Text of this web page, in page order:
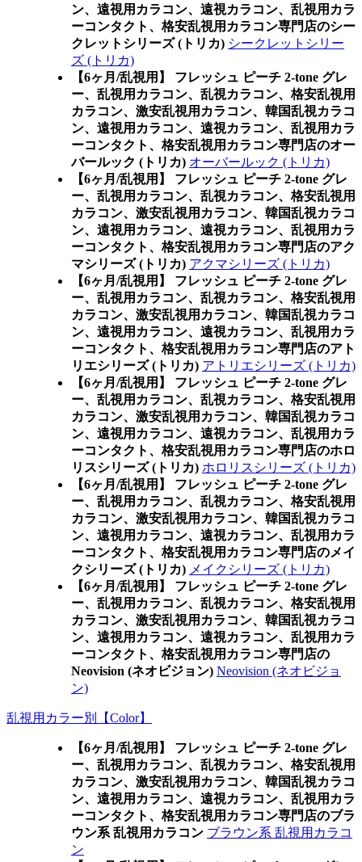
ン、遠視用カラコン、遠視カラコン、乱視用カラ
ーコンタクト、格安乱視用カラコン専門店のシー
クレットシリーズ (トリカ) シークレットシリー
ズ (トリカ)
【6ヶ月/乱視用】 フレッシュ ピーチ 2-tone グレ
ー、乱視用カラコン、乱視カラコン、格安乱視用
カラコン、激安乱視用カラコン、韓国乱視カラコ
ン、遠視用カラコン、遠視カラコン、乱視用カラ
ーコンタクト、格安乱視用カラコン専門店のオー
バールック (トリカ) オーバールック (トリカ)
【6ヶ月/乱視用】 フレッシュ ピーチ 2-tone グレ
ー、乱視用カラコン、乱視カラコン、格安乱視用
カラコン、激安乱視用カラコン、韓国乱視カラコ
ン、遠視用カラコン、遠視カラコン、乱視用カラ
ーコンタクト、格安乱視用カラコン専門店のアク
マシリーズ (トリカ) アクマシリーズ (トリカ)
【6ヶ月/乱視用】 フレッシュ ピーチ 2-tone グレ
ー、乱視用カラコン、乱視カラコン、格安乱視用
カラコン、激安乱視用カラコン、韓国乱視カラコ
ン、遠視用カラコン、遠視カラコン、乱視用カラ
ーコンタクト、格安乱視用カラコン専門店のアト
リエシリーズ (トリカ) アトリエシリーズ (トリカ)
【6ヶ月/乱視用】 フレッシュ ピーチ 2-tone グレ
ー、乱視用カラコン、乱視カラコン、格安乱視用
カラコン、激安乱視用カラコン、韓国乱視カラコ
ン、遠視用カラコン、遠視カラコン、乱視用カラ
ーコンタクト、格安乱視用カラコン専門店のホロ
リスシリーズ (トリカ) ホロリスシリーズ (トリカ)
【6ヶ月/乱視用】 フレッシュ ピーチ 2-tone グレ
ー、乱視用カラコン、乱視カラコン、格安乱視用
カラコン、激安乱視用カラコン、韓国乱視カラコ
ン、遠視用カラコン、遠視カラコン、乱視用カラ
ーコンタクト、格安乱視用カラコン専門店のメイ
クシリーズ (トリカ) メイクシリーズ (トリカ)
【6ヶ月/乱視用】 フレッシュ ピーチ 2-tone グレ
ー、乱視用カラコン、乱視カラコン、格安乱視用
カラコン、激安乱視用カラコン、韓国乱視カラコ
ン、遠視用カラコン、遠視カラコン、乱視用カラ
ーコンタクト、格安乱視用カラコン専門店の
Neovision (ネオビジョン) Neovision (ネオビジョ
ン)
乱視用カラー別【Color】
【6ヶ月/乱視用】 フレッシュ ピーチ 2-tone グレ
ー、乱視用カラコン、乱視カラコン、格安乱視用
カラコン、激安乱視用カラコン、韓国乱視カラコ
ン、遠視用カラコン、遠視カラコン、乱視用カラ
ーコンタクト、格安乱視用カラコン専門店のブラ
ウン系 乱視用カラコン ブラウン系 乱視用カラコ
ン